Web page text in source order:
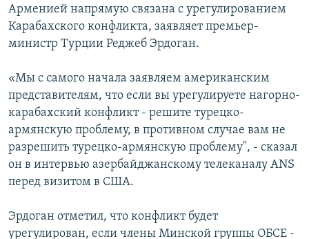
Арменией напрямую связана с урегулированием
Карабахского конфликта, заявляет премьер-
министр Турции Реджеб Эрдоган.
«Мы с самого начала заявляем американским
представителям, что если вы урегулируете нагорно-
карабахский конфликт - решите турецко-
армянскую проблему, в противном случае вам не
разрешить турецко-армянскую проблему", - сказал
он в интервью азербайджанскому телеканалу ANS
перед визитом в США.
Эрдоган отметил, что конфликт будет
урегулирован, если члены Минской группы ОБСЕ -